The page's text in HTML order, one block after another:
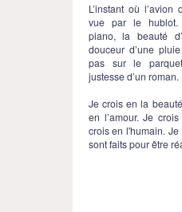
L’instant où
vue par le hublot.
piano, la beauté
douceur d’une
pas sur le
justesse d’un roman.
Je crois en la
en l’amour. Je
crois en l'humain.
sont faits pour être